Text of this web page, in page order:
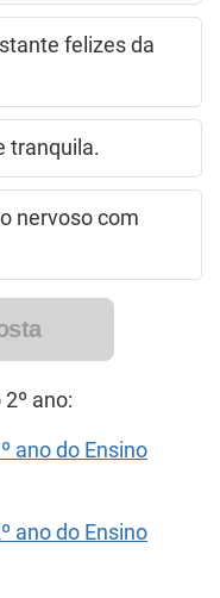
felizes da
tranquila.
nervoso com
ano:
ano do Ensino
ano do Ensino